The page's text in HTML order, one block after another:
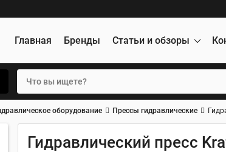
Главная Бренды Статьи и обзоры
оборудование Прессы гидравлические
Гидравлический пресс